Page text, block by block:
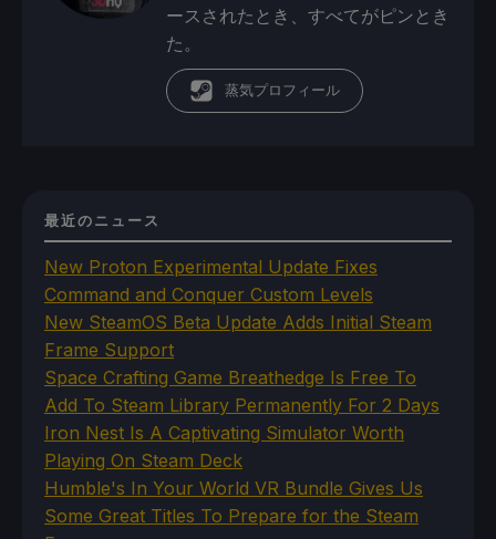
ースされたとき、すべてがピンとき
た。
蒸気プロフィール
最近のニュース
New Proton Experimental Update Fixes
Command and Conquer Custom Levels
New SteamOS Beta Update Adds Initial Steam
Frame Support
Space Crafting Game Breathedge Is Free To
Add To Steam Library Permanently For 2 Days
Iron Nest Is A Captivating Simulator Worth
Playing On Steam Deck
Humble's In Your World VR Bundle Gives Us
Some Great Titles To Prepare for the Steam